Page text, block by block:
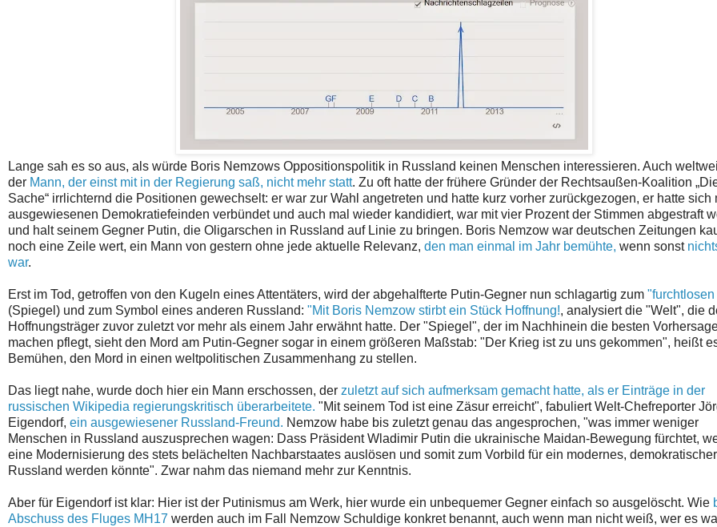
Lange sah es so aus, als würde Boris Nemzows Oppositionspolitik in Russland keinen Menschen interessieren. Auch
der Mann, der einst mit in der Regierung saß, nicht mehr statt. Zu oft hatte der frühere Gründer der Rechtsaußen-Koalition
Sache“ irrlichternd die Positionen gewechselt: er war zur Wahl angetreten und hatte kurz vorher zurückgezogen, er hatte sich
ausgewiesenen Demokratiefeinden verbündet und auch mal wieder kandidiert, war mit vier Prozent der Stimmen abgestraft
und halt seinem Gegner Putin, die Oligarschen in Russland auf Linie zu bringen. Boris Nemzow war deutschen Zeitungen
noch eine Zeile wert, ein Mann von gestern ohne jede aktuelle Relevanz, den man einmal im Jahr bemühte, wenn sonst
war.
Erst im Tod, getroffen von den Kugeln eines Attentäters, wird der abgehalfterte Putin-Gegner nun schlagartig zum
(Spiegel) und zum Symbol eines anderen Russland: "Mit Boris Nemzow stirbt ein Stück Hoffnung!, analysiert die "Welt", die
Hoffnungsträger zuvor zuletzt vor mehr als einem Jahr erwähnt hatte. Der "Spiegel", der im Nachhinein die besten
machen pflegt, sieht den Mord am Putin-Gegner sogar in einem größeren Maßstab: "Der Krieg ist zu uns gekommen", heißt
Bemühen, den Mord in einen weltpolitischen Zusammenhang zu stellen.
Das liegt nahe, wurde doch hier ein Mann erschossen, der zuletzt auf sich aufmerksam gemacht hatte, als er Einträge in der
russischen Wikipedia regierungskritisch überarbeitete. "Mit seinem Tod ist eine Zäsur erreicht", fabuliert Welt-Chefreporter
Eigendorf, ein ausgewiesener Russland-Freund. Nemzow habe bis zuletzt genau das angesprochen, "was immer weniger
Menschen in Russland auszusprechen wagen: Dass Präsident Wladimir Putin die ukrainische Maidan-Bewegung fürchtet,
eine Modernisierung des stets belächelten Nachbarstaates auslösen und somit zum Vorbild für ein modernes,
Russland werden könnte". Zwar nahm das niemand mehr zur Kenntnis.
Aber für Eigendorf ist klar: Hier ist der Putinismus am Werk, hier wurde ein unbequemer Gegner einfach so ausgelöscht. Wie
Abschuss des Fluges MH17 werden auch im Fall Nemzow Schuldige konkret benannt, auch wenn man nicht weiß, wer es